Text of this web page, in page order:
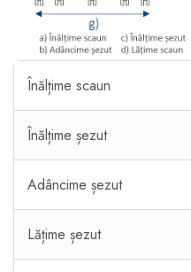
Înălțime scaun
Înălțime șezut
Adâncime șezut
Lățime șezut